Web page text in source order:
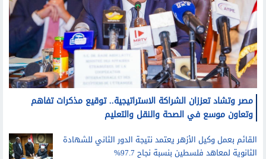
مصر وتشاد تعززان الشراكة الاستراتيجية.. توقيع مذكرات تفاهم
وتعاون موسع في الصحة والنقل والتعليم
القائم بعمل وكيل الأزهر يعتمد نتيجة الدور الثاني للشهادة
الثانوية لمعاهد فلسطين بنسبة نجاح 97.7%